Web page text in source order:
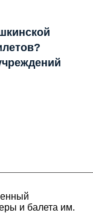
и балета им.